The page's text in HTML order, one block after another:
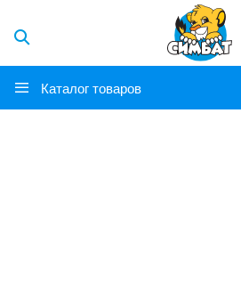
Каталог товаров